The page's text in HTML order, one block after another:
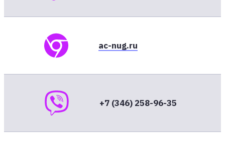
ac-nug.ru
+7 (346) 258-96-35